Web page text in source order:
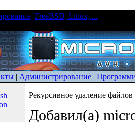
FreeBSD, Linux, ...
| Администрирование|
Рекурсивное удаление
Добавил(а)